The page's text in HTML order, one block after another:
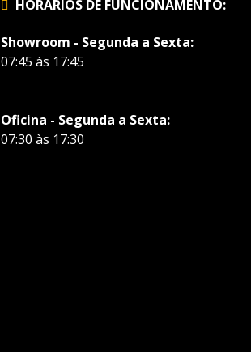
HORÁRIOS DE FUNCIONAMENTO:
Showroom - Segunda a Sexta:
07:45 às 17:45
Oficina - Segunda a Sexta:
07:30 às 17:30